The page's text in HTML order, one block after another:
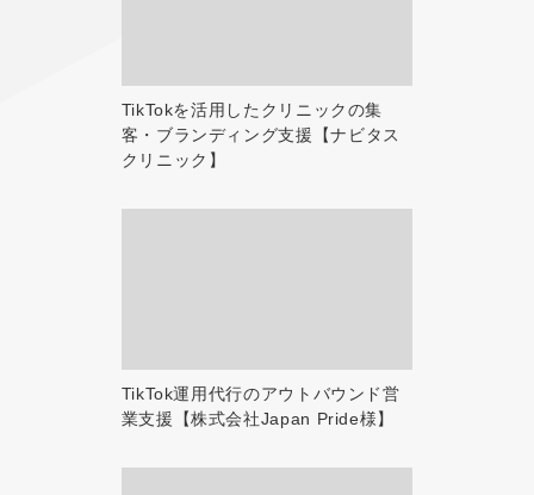
TikTokを活用したクリニックの集
客・ブランディング支援【ナビタス
クリニック】
TikTok運用代行のアウトバウンド営
業支援【株式会社Japan Pride様】